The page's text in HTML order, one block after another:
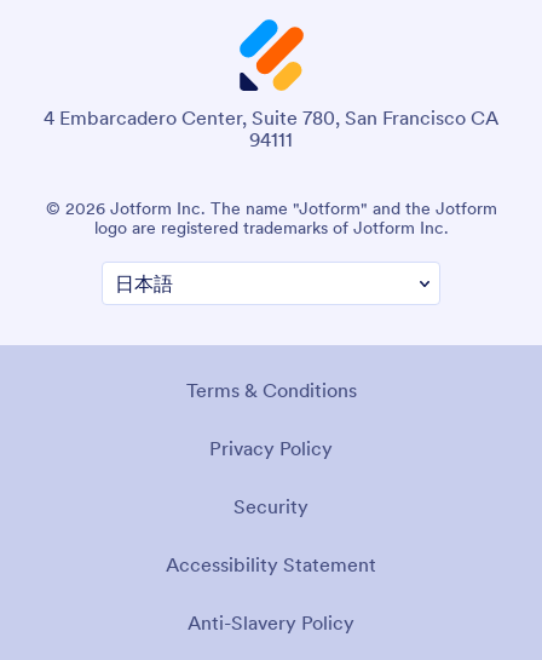
4 Embarcadero Center, Suite 780, San Francisco CA
94111
© 2026 Jotform Inc. The name "Jotform" and the Jotform
logo are registered trademarks of Jotform Inc.
Terms & Conditions
Privacy Policy
Security
Accessibility Statement
Anti-Slavery Policy